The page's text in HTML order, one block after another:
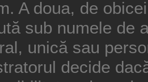
A doua, de
sub numele de
unică sau
decide